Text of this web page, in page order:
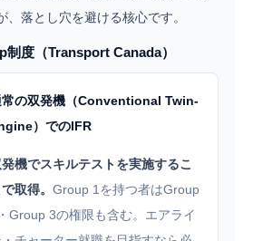
、落とし穴を避ける核心です。
度（Transport Canada）
常の双発機（Conventional Twin-
）でのIFR
機でスキルテストを実施するこ
取得。 Group 1を持つ者はGroup
Group 3の権限も含む。エアライ